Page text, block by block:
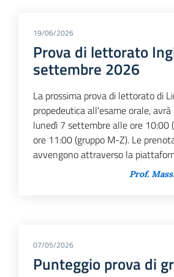
19/06/2026
Prova di lettorato
settembre 2026
La prossima prova di lettorato di
propedeutica all'esame orale,
lunedì 7 settembre alle ore 10:00
ore 11:00 (gruppo M-Z). Le
avvengono attraverso la
Prof.
07/05/2026
Punteggio prova di